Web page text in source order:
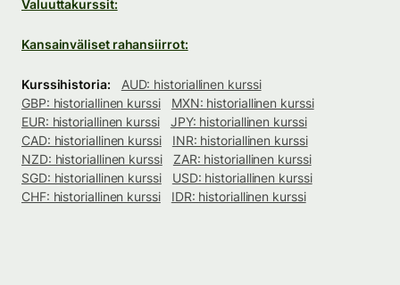
Valuuttakurssit:
Kansainväliset rahansiirrot:
Kurssihistoria:
AUD: historiallinen kurssi
GBP: historiallinen kurssi
MXN: historiallinen kurssi
EUR: historiallinen kurssi
JPY: historiallinen kurssi
CAD: historiallinen kurssi
INR: historiallinen kurssi
NZD: historiallinen kurssi
ZAR: historiallinen kurssi
SGD: historiallinen kurssi
USD: historiallinen kurssi
CHF: historiallinen kurssi
IDR: historiallinen kurssi